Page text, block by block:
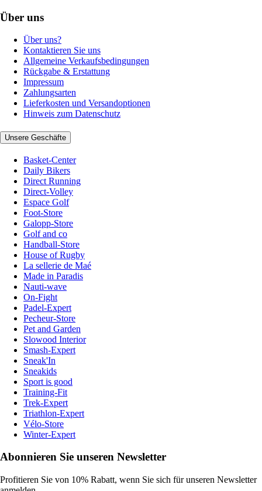
Über uns
Über uns?
Kontaktieren Sie uns
Allgemeine Verkaufsbedingungen
Rückgabe & Erstattung
Impressum
Zahlungsarten
Lieferkosten und Versandoptionen
Hinweis zum Datenschutz
Unsere Geschäfte
Basket-Center
Daily Bikers
Direct Running
Direct-Volley
Espace Golf
Foot-Store
Galopp-Store
Golf and co
Handball-Store
House of Rugby
La sellerie de Maé
Made in Paradis
Nauti-wave
On-Fight
Padel-Expert
Pecheur-Store
Pet and Garden
Slowood Interior
Smash-Expert
Sneak'In
Sneakids
Sport is good
Training-Fit
Trek-Expert
Triathlon-Expert
Vélo-Store
Winter-Expert
Abonnieren Sie unseren Newsletter
Profitieren Sie von 10% Rabatt, wenn Sie sich für unseren Newsletter